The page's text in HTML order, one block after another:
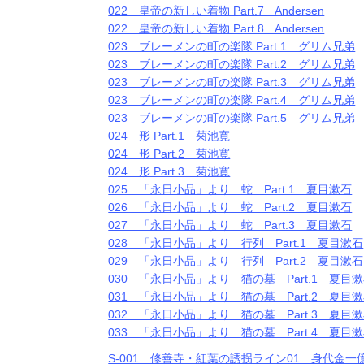
022 皇帝の新しい着物 Part.7 Andersen
022 皇帝の新しい着物 Part.8 Andersen
023 ブレーメンの町の楽隊 Part.1 グリム兄弟
023 ブレーメンの町の楽隊 Part.2 グリム兄弟
023 ブレーメンの町の楽隊 Part.3 グリム兄弟
023 ブレーメンの町の楽隊 Part.4 グリム兄弟
023 ブレーメンの町の楽隊 Part.5 グリム兄弟
024 形 Part.1 菊池寛
024 形 Part.2 菊池寛
024 形 Part.3 菊池寛
025 「永日小品」より 蛇 Part.1 夏目漱石
026 「永日小品」より 蛇 Part.2 夏目漱石
027 「永日小品」より 蛇 Part.3 夏目漱石
028 「永日小品」より 行列 Part.1 夏目漱石
029 「永日小品」より 行列 Part.2 夏目漱石
030 「永日小品」より 猫の墓 Part.1 夏目
031 「永日小品」より 猫の墓 Part.2 夏目
032 「永日小品」より 猫の墓 Part.3 夏目
033 「永日小品」より 猫の墓 Part.4 夏目
S-001 修善寺・紅葉の誘拐ライン01 身代金一